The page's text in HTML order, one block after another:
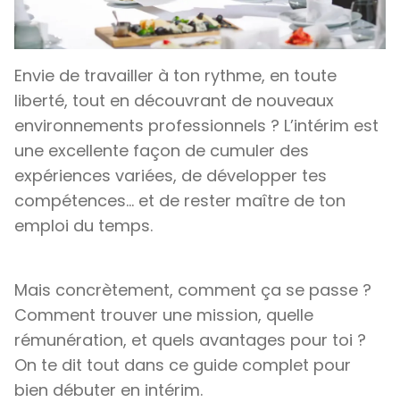
Envie de travailler à ton rythme, en toute
liberté, tout en découvrant de nouveaux
environnements professionnels ? L’intérim est
une excellente façon de cumuler des
expériences variées, de développer tes
compétences… et de rester maître de ton
emploi du temps.
Mais concrètement, comment ça se passe ?
Comment trouver une mission, quelle
rémunération, et quels avantages pour toi ?
On te dit tout dans ce guide complet pour
bien débuter en intérim.